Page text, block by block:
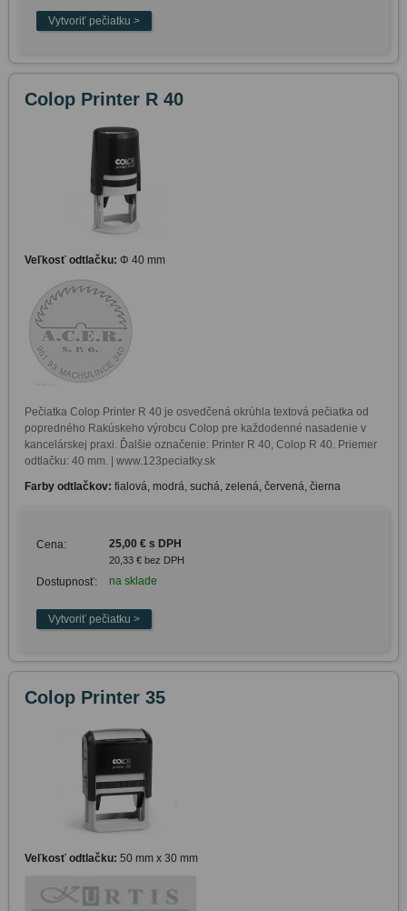
Colop Printer R 40
Veľkosť odtlačku: Φ 40 mm
Pečiatka Colop Printer R 40 je osvedčená okrúhla textová pečiatka od
popredného Rakúskeho výrobcu Colop pre každodenné nasadenie v
kancelárskej praxi. Ďalšie označenie: Printer R 40, Colop R 40. Priemer
odtlačku: 40 mm. | www.123peciatky.sk
Farby odtlačkov: fialová, modrá, suchá, zelená, červená, čierna
Cena: 25,00 € s DPH
20,33 € bez DPH
Dostupnosť: na sklade
Colop Printer 35
Veľkosť odtlačku: 50 mm x 30 mm